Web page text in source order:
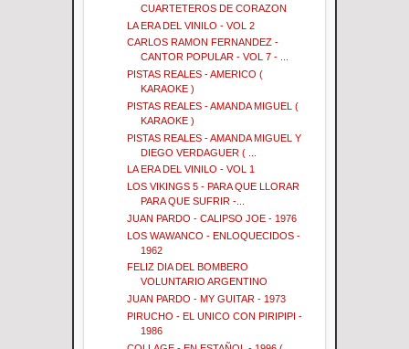
CUARTETEROS DE CORAZON
LA ERA DEL VINILO - VOL 2
CARLOS RAMON FERNANDEZ -
CANTOR POPULAR - VOL 7 - ...
PISTAS REALES - AMERICO (
KARAOKE )
PISTAS REALES - AMANDA MIGUEL (
KARAOKE )
PISTAS REALES - AMANDA MIGUEL Y
DIEGO VERDAGUER ( ...
LA ERA DEL VINILO - VOL 1
LOS VIKINGS 5 - PARA QUE LLORAR
PARA QUE SUFRIR -...
JUAN PARDO - CALIPSO JOE - 1976
LOS WAWANCO - ENLOQUECIDOS -
1962
FELIZ DIA DEL BOMBERO
VOLUNTARIO ARGENTINO
JUAN PARDO - MY GUITAR - 1973
PIRUCHO - EL UNICO CON PIRIPIPI -
1986